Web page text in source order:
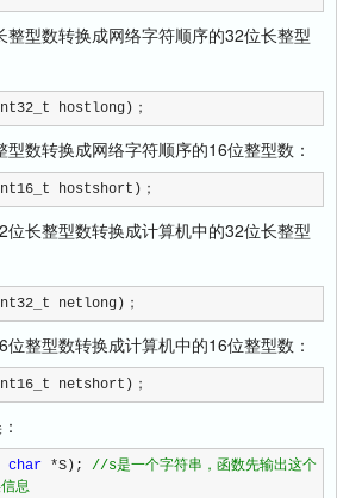
整型数转换成网络字符顺序的32位长整型
hostlong)；
数转换成网络字符顺序的16位整型数：
hostshort)；
位长整型数转换成计算机中的32位长整型
netlong)；
整型数转换成计算机中的16位整型数：
netshort)；
char *S); //s是一个字符串，函数先输出这个
息